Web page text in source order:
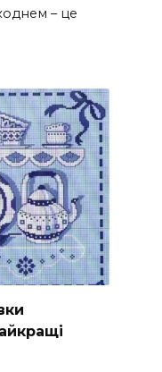
– це